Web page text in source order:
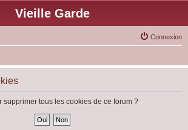
Vieille Garde
Connexion
supprimer tous les cookies de ce forum ?